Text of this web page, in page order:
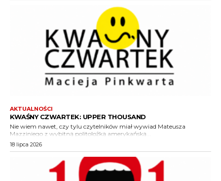
AKTUALNOŚCI
KWAŚNY CZWARTEK: UPPER THOUSAND
Nie wiem nawet, czy tylu czytelników miał wywiad Mateusza
Mazziniego z wybitną politolożką amerykańską...
18 lipca 2026